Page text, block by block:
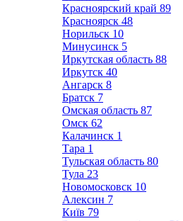
Красноярский край 89
Красноярск 48
Норильск 10
Минусинск 5
Иркутская область 88
Иркутск 40
Ангарск 8
Братск 7
Омская область 87
Омск 62
Калачинск 1
Тара 1
Тульская область 80
Тула 23
Новомосковск 10
Алексин 7
Київ 79